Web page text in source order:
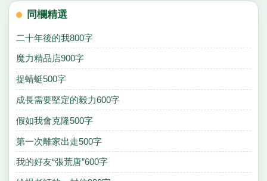
同欄精選
二十年後的我800字
魔力精品店900字
捉蜻蜓500字
成長需要堅定的毅力600字
假如我會克隆500字
第一次離家出走500字
我的好友“張荒唐”600字